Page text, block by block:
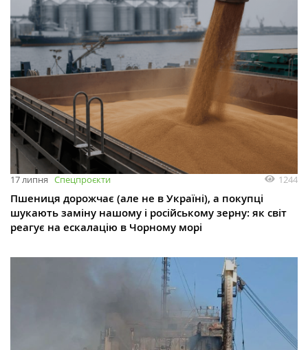
17 липня Спецпроєкти 1244
Пшениця дорожчає (але не в Україні), а покупці
шукають заміну нашому і російському зерну: як світ
реагує на ескалацію в Чорному морі